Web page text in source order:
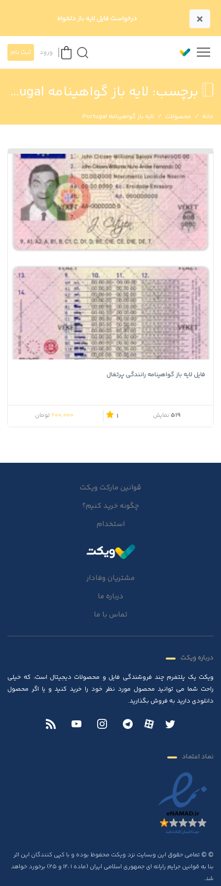
× درخواست فایل لایه باز دلخواه
ورود ثبت نام
برچسب: لایه باز گواهینامه Portugal
خانه محصولات لایه باز گواهینامه Portugal
فایل لایه باز گواهینامه رانندگی پرتغال
519 نمایش 1
600,000تومان
قوانین مارکت ویکت
چگونه خرید کنیم؟
استخدام
مشتریان وفادار
درباره ما
تماس با ما
درباره ویکت
ویکت یک پلتفرم چند فروشندگی فایل و محصولات دیجیتال است، که خیلی
راحت شما می توانید محصول مورد نظر خود را خرید کنید و یا اگر محصول
دانلودی دارید به فروش بگذارید.
نماد اعتماد
© © تمامی حقوق این وبسایت نزد ویکت محفوظ بوده و با کپی کنندگان این اثر
بنا به قوانین جرایم رایانه ای جمهوری اسلامی ایران (ماده ۱ ،۱۲ و ۲۵) برخورد خواهد
شد.